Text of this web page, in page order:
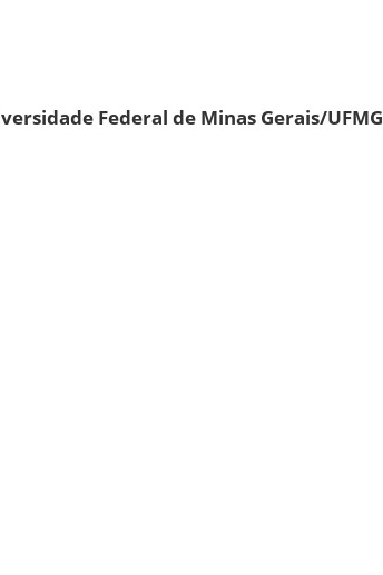
Federal de Minas Gerais/UFMG